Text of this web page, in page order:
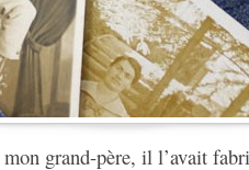
grand-père, il l’avait